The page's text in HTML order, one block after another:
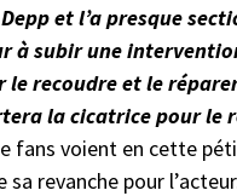
et l’a presque
à subir une
recoudre et le
la cicatrice pour le
fans voient en cette
revanche pour